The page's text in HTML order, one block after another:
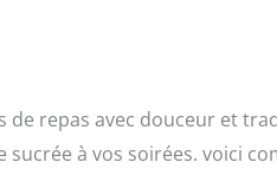
de repas avec douceur et
à vos soirées. voici